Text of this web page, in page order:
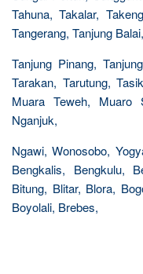
Tahuna, Takalar,
Tangerang, Tanjung
Tanjung Pinang,
Tarakan, Tarutung,
Muara Teweh, Muaro
Nganjuk,
Ngawi, Wonosobo,
Bengkalis, Bengkulu,
Bitung, Blitar, Blora,
Boyolali, Brebes,